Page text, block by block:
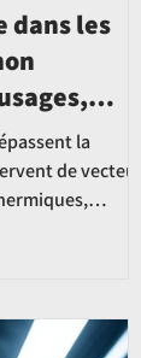
dans les
la
de vecteurs